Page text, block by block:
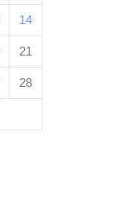
14
21
28